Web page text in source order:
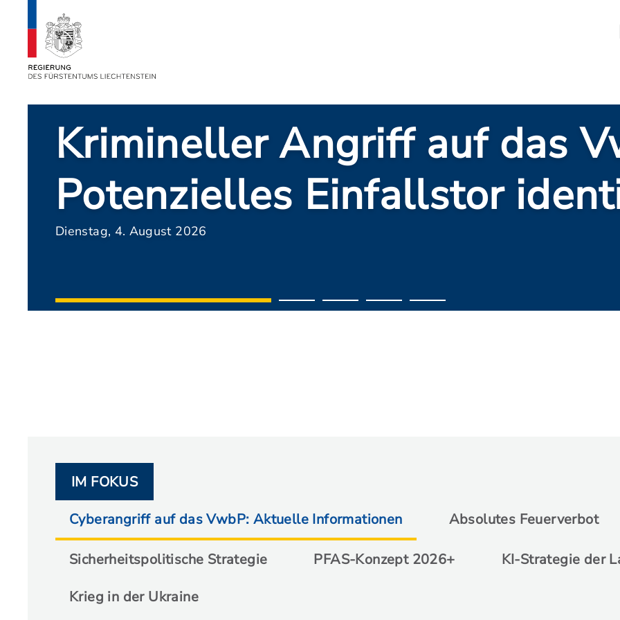
Krimineller Angriff auf das
Potenzielles Einfallstor
Dienstag, 4. August 2026
IM FOKUS
Cyberangriff auf das VwbP: Aktuelle Informationen
Absolutes Feuerverbot
Sicherheitspolitische Strategie PFAS-Konzept 2026+
KI-Strategie der
Krieg in der Ukraine